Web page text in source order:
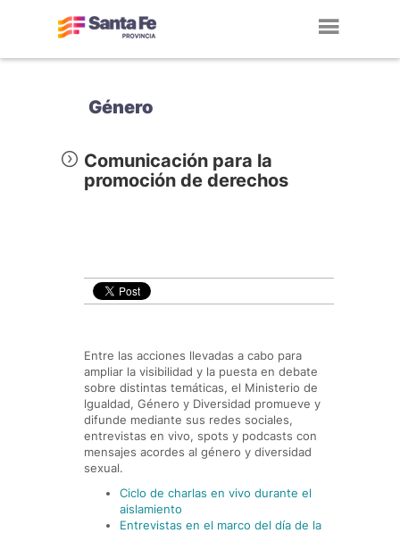
Género
Comunicación para la
promoción de derechos
Entre las acciones llevadas a cabo para
ampliar la visibilidad y la puesta en debate
sobre distintas temáticas, el Ministerio de
lgualdad, Género y Diversidad promueve y
difunde mediante sus redes sociales,
entrevistas en vivo, spots y podcasts con
mensajes acordes al género y diversidad
sexual.
Ciclo de charlas en vivo durante el
aislamiento
Entrevistas en el marco del día de la